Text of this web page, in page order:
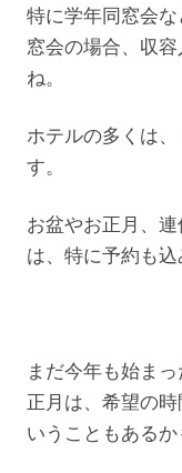
特に学年同窓会
窓会の場合、収
ね。
ホテルの多くは
す。
お盆やお正月、
は、特に予約も込
まだ今年も始ま
正月は、希望の
いうこともあるか